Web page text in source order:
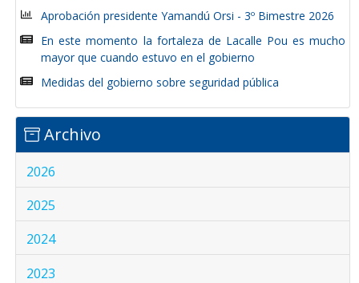
Aprobación presidente Yamandú Orsi - 3º Bimestre 2026
En este momento la fortaleza de Lacalle Pou es mucho
mayor que cuando estuvo en el gobierno
Medidas del gobierno sobre seguridad pública
Archivo
2026
2025
2024
2023